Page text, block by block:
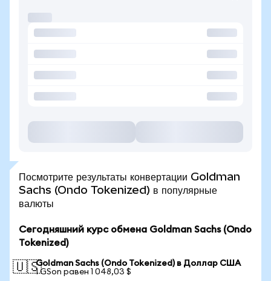
Посмотрите результаты конвертации Goldman
Sachs (Ondo Tokenized) в популярные
валюты
Сегодняшний курс обмена Goldman Sachs (Ondo
Tokenized)
🇺🇸Goldman Sachs (Ondo Tokenized) в Доллар США
1 GSon равен 1 048,03 $